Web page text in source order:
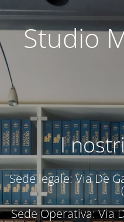
Studio
I
Sede legale: Via De
Sede Operativa: Via